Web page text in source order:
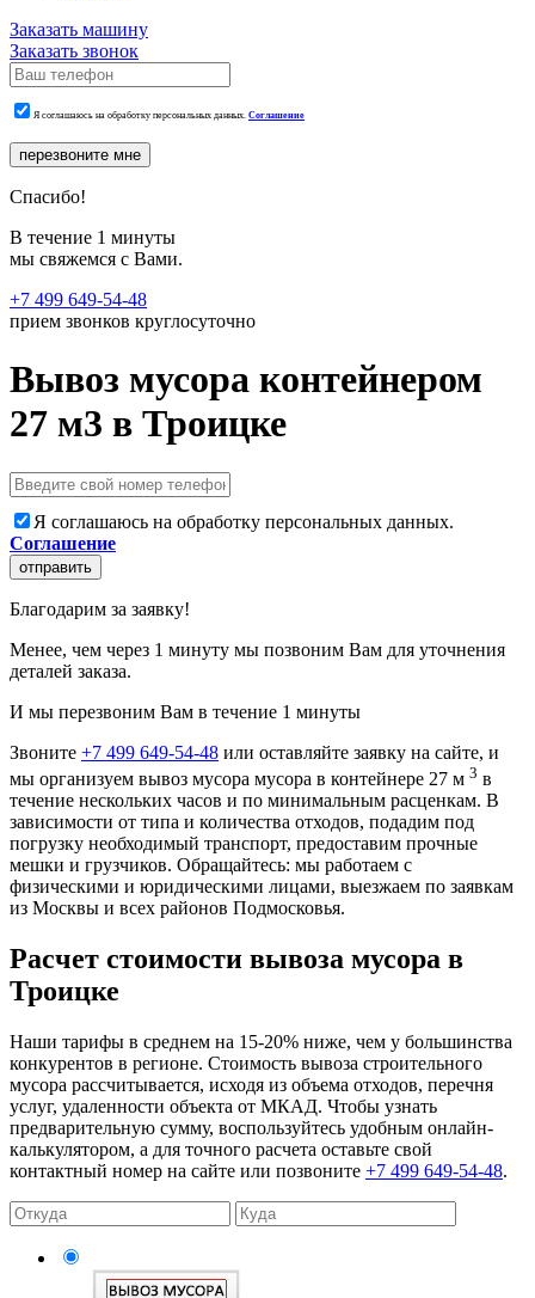
Заказать машину
Заказать звонок
Я соглашаюсь на обработку персональных данных. Соглашение
перезвоните мне
Спасибо!
В течение 1 минуты
мы свяжемся с Вами.
+7 499 649-54-48
прием звонков круглосуточно
Вывоз мусора контейнером
27 м3 в Троицке
Я соглашаюсь на обработку персональных данных.
Соглашение
отправить
Благодарим за заявку!
Менее, чем через 1 минуту мы позвоним Вам для уточнения
деталей заказа.
И мы перезвоним Вам в течение 1 минуты
Звоните +7 499 649-54-48 или оставляйте заявку на сайте, и
мы организуем вывоз мусора мусора в контейнере 27 м 3 в
течение нескольких часов и по минимальным расценкам. В
зависимости от типа и количества отходов, подадим под
погрузку необходимый транспорт, предоставим прочные
мешки и грузчиков. Обращайтесь: мы работаем с
физическими и юридическими лицами, выезжаем по заявкам
из Москвы и всех районов Подмосковья.
Расчет стоимости вывоза мусора в
Троицке
Наши тарифы в среднем на 15-20% ниже, чем у большинства
конкурентов в регионе. Стоимость вывоза строительного
мусора рассчитывается, исходя из объема отходов, перечня
услуг, удаленности объекта от МКАД. Чтобы узнать
предварительную сумму, воспользуйтесь удобным онлайн-
калькулятором, а для точного расчета оставьте свой
контактный номер на сайте или позвоните +7 499 649-54-48.